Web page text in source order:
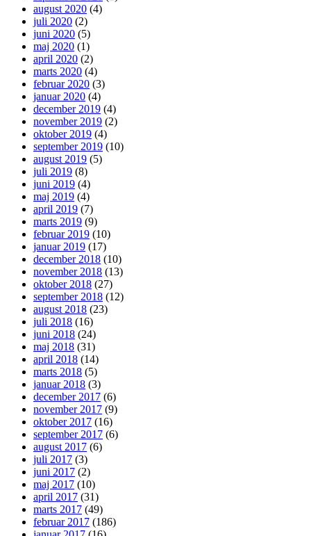
august 2020 (4)
juli 2020 (2)
juni 2020 (5)
maj 2020 (1)
april 2020 (2)
marts 2020 (4)
februar 2020 (3)
januar 2020 (4)
december 2019 (4)
november 2019 (2)
oktober 2019 (4)
september 2019 (10)
august 2019 (5)
juli 2019 (8)
juni 2019 (4)
maj 2019 (4)
april 2019 (7)
marts 2019 (9)
februar 2019 (10)
januar 2019 (17)
december 2018 (10)
november 2018 (13)
oktober 2018 (27)
september 2018 (12)
august 2018 (23)
juli 2018 (16)
juni 2018 (24)
maj 2018 (31)
april 2018 (14)
marts 2018 (5)
januar 2018 (3)
december 2017 (6)
november 2017 (9)
oktober 2017 (16)
september 2017 (6)
august 2017 (6)
juli 2017 (3)
juni 2017 (2)
maj 2017 (10)
april 2017 (31)
marts 2017 (49)
februar 2017 (186)